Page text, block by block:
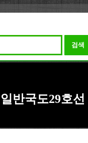
검색
반국도29호선